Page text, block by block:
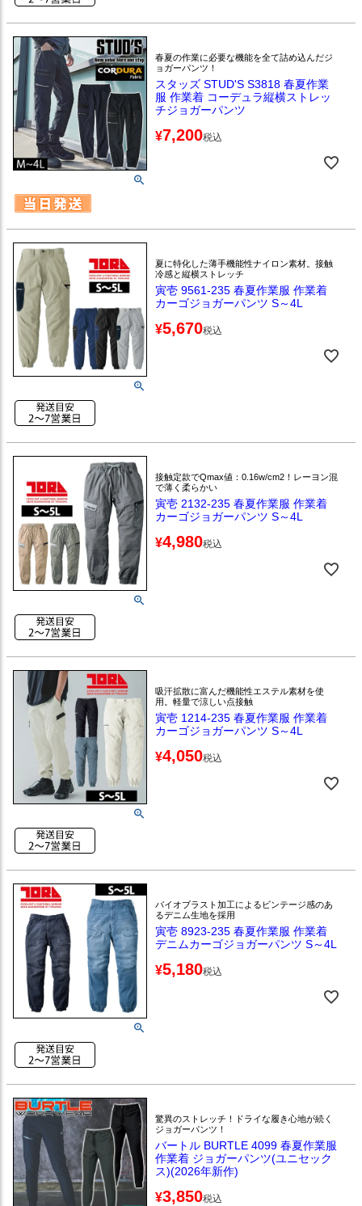
春夏の作業に必要な機能を全て詰め込んだジ
ョガーパンツ！
スタッズ STUD'S S3818 春夏作業
服 作業着 コーデュラ縦横ストレッ
チジョガーパンツ
¥7,200税込
夏に特化した薄手機能性ナイロン素材。接触
冷感と縦横ストレッチ
寅壱 9561-235 春夏作業服 作業着
カーゴジョガーパンツ S～4L
¥5,670税込
接触定款でQmax値：0.16w/cm2！レーヨン混
で薄く柔らかい
寅壱 2132-235 春夏作業服 作業着
カーゴジョガーパンツ S～4L
¥4,980税込
吸汗拡散に富んだ機能性エステル素材を使
用。軽量で涼しい点接触
寅壱 1214-235 春夏作業服 作業着
カーゴジョガーパンツ S～4L
¥4,050税込
バイオブラスト加工によるビンテージ感のあ
るデニム生地を採用
寅壱 8923-235 春夏作業服 作業着
デニムカーゴジョガーパンツ S～4L
¥5,180税込
驚異のストレッチ！ドライな履き心地が続く
ジョガーパンツ！
バートル BURTLE 4099 春夏作業服
作業着 ジョガーパンツ(ユニセック
ス)(2026年新作)
¥3,850税込